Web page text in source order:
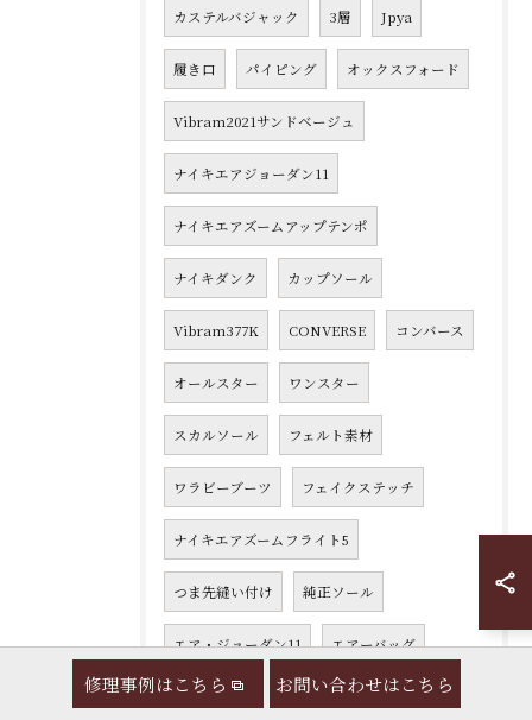
カステルバジャック 3層 Jpya
履き口 パイピング オックスフォード
Vibram2021サンドベージュ
ナイキエアジョーダン11
ナイキエアズームアップテンポ
ナイキダンク カップソール
Vibram377K CONVERSE コンバース
オールスター ワンスター
スカルソール フェルト素材
ワラビーブーツ フェイクステッチ
ナイキエアズームフライト5
つま先縫い付け 純正ソール
エア・ジョーダン11 エアーバッグ
パンク 座繰り加工
修理事例はこちら お問い合わせはこちら